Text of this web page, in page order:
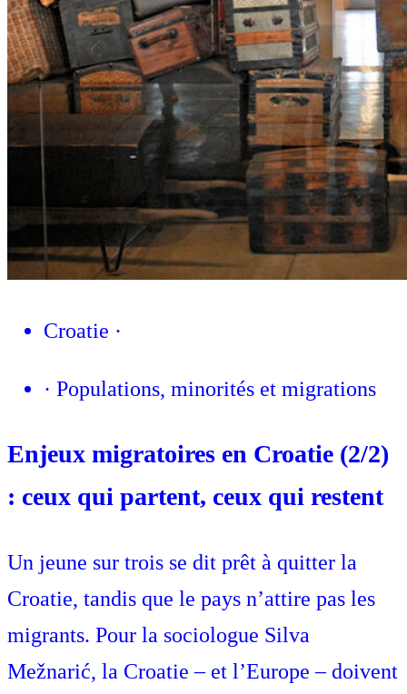
Croatie ·
· Populations, minorités et migrations
Enjeux migratoires en Croatie (2/2)
: ceux qui partent, ceux qui restent
Un jeune sur trois se dit prêt à quitter la
Croatie, tandis que le pays n’attire pas les
migrants. Pour la sociologue Silva
Mežnarić, la Croatie – et l’Europe – doivent